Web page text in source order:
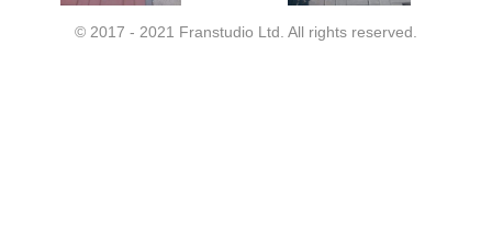
© 2017 - 2021 Franstudio Ltd. All rights reserved.